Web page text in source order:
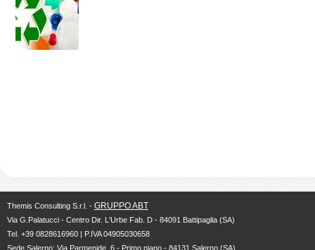
Themis Consulting S.r.l. - GRUPPO ABT
Via G.Palatucci - Centro Dir. L'Urbe Fab. D - 84091 Battipaglia (SA)
Tel. +39 0828616960 | P.IVA 04905030658
Sede Salerno: Via Parmenide, 6 - Primo piano - 84131 Salerno (SA)